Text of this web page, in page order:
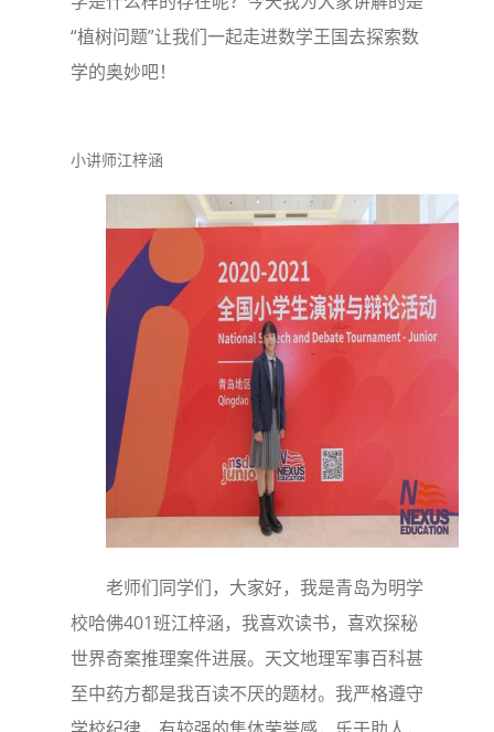
“植树问题”让我们一起走进数学王国去探索数
学的奥妙吧！
小讲师江梓涵
老师们同学们，大家好，我是青岛为明学
校哈佛401班江梓涵，我喜欢读书，喜欢探秘
世界奇案推理案件进展。天文地理军事百科甚
至中药方都是我百读不厌的题材。我严格遵守